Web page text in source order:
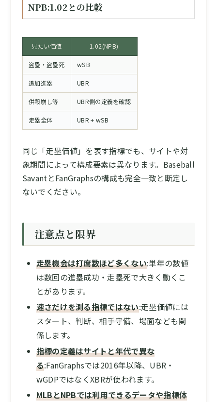
NPB:1.02との比較
見たい価値 1.02(NPB)
盗塁・盗塁死 wSB
追加進塁 UBR
併殺崩し等 UBR側の定義を確認
走塁全体 UBR + wSB
同じ「走塁価値」を表す指標でも、サイトや対
象期間によって構成要素は異なります。Baseball
SavantとFanGraphsの構成も完全一致と断定し
ないでください。
注意点と限界
走塁機会は打席数ほど多くない:単年の数値
は数回の進塁成功・走塁死で大きく動くこ
とがあります。
速さだけを測る指標ではない:走塁価値には
スタート、判断、相手守備、場面なども関
係します。
指標の定義はサイトと年代で異な
る:FanGraphsでは2016年以降、UBR・
wGDPではなくXBRが使われます。
MLBとNPBでは利用できるデータや指標体